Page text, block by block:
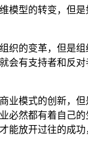
模型的转变，但
织的变革，但是
会有支持者和反
业模式的创新，
必然都有着自己
能放开过往的成